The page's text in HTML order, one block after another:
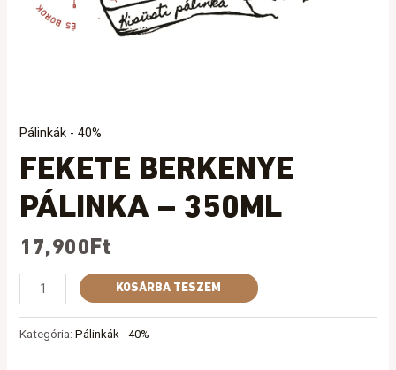
Pálinkák - 40%
FEKETE BERKENYE
PÁLINKA – 350ML
17,900 Ft
KOSÁRBA TESZEM
Kategória:Pálinkák - 40%